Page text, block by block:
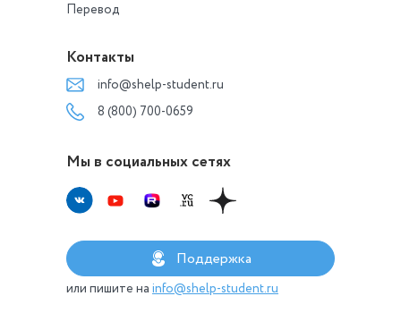
Перевод
Контакты
info@shelp-student.ru
8 (800) 700-0659
Мы в социальных сетях
Поддержка
или пишите на info@shelp-student.ru